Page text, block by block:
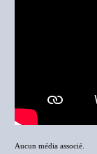
Aucun média associé.